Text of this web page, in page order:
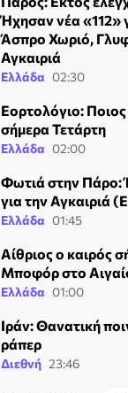
Ήχησαν νέα «112»
Άσπρο Χωριό,
Αγκαιριά
Ελλάδα 02:30
Εορτολόγιο: Ποιος
σήμερα Τετάρτη
Ελλάδα 02:00
Φωτιά στην Πάρο:
για την Αγκαιριά
Ελλάδα 01:45
Αίθριος ο καιρός
Μποφόρ στο
Ελλάδα 01:00
Ιράν: Θανατική
ράπερ
Διεθνή 23:46